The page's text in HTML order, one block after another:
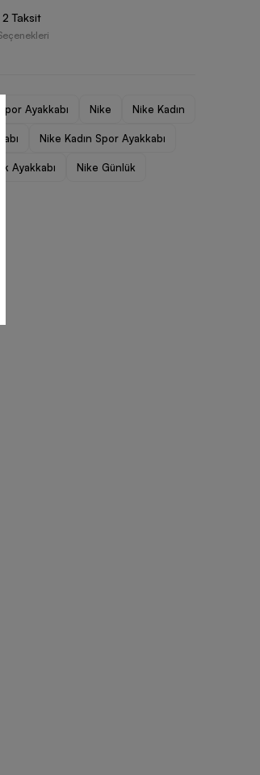
2 Taksit
Spor Ayakkabı Nike Nike Kadın
Nike Kadın Spor Ayakkabı
Ayakkabı Nike Günlük